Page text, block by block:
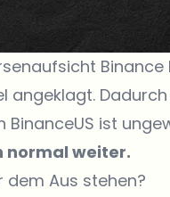
Binance
angeklagt.
ist
normal weiter.
dem Aus stehen?